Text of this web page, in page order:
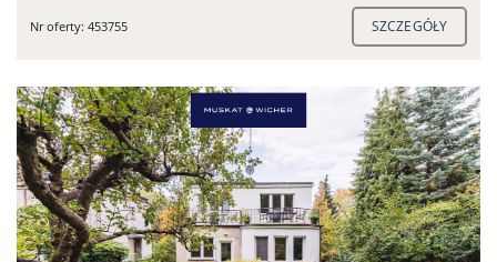
Nr oferty: 453755 SZCZEGÓŁY